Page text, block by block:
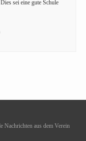
sei eine gute Schule
Nachrichten aus dem Verein